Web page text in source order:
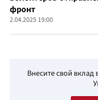
фронт
2.04.2025 19:00
Внесите свой